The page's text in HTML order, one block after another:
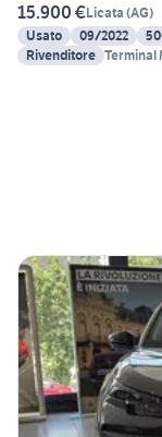
15.900 €Licata (AG)
Usato
09/2022
Rivenditore Terminal